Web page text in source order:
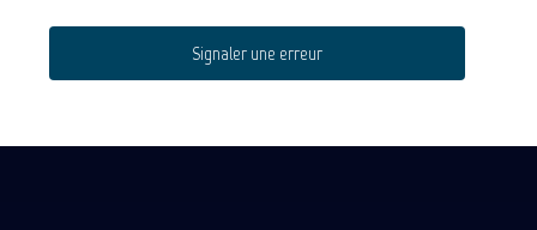
Signaler une erreur